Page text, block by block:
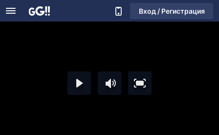
Вход / Регистрация